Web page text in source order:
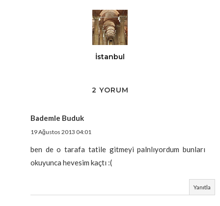
İstanbul
2 YORUM
Bademle Buduk
19 Ağustos 2013 04:01
ben de o tarafa tatile gitmeyi palnlıyordum bunları
okuyunca hevesim kaçtı :(
Yanıtla